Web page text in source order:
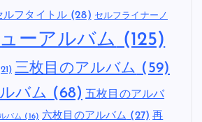
ルフタイトル(28) セルフライナーノ
ーアルバム (125)
三枚目のアルバム (59)
バム (68) 五枚目のアルバ
バム (16) 六枚目のアルバム (27) 再